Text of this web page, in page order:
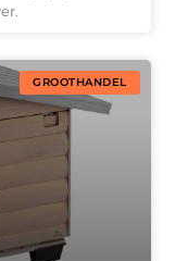
GROOTHANDEL